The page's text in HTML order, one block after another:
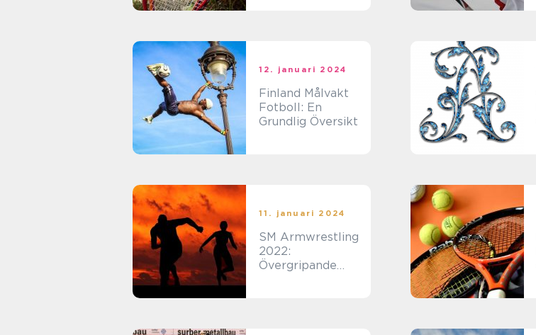
12. januari 2024
Finland Målvakt
Fotboll: En
Grundlig Översikt
11. januari 2024
SM Armwrestling
2022:
Övergripande